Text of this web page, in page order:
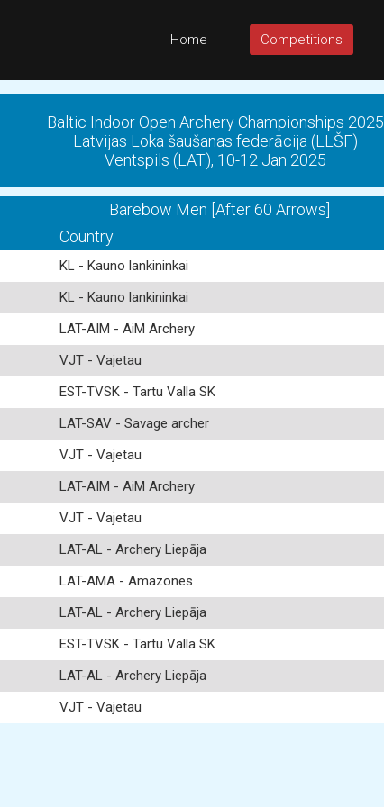
Home Competitions
Baltic Indoor Open Archery Championships 2025
Latvijas Loka šaušanas federācija (LLŠF)
Ventspils (LAT), 10-12 Jan 2025
Barebow Men [After 60 Arrows]
Country
KL - Kauno lankininkai
KL - Kauno lankininkai
LAT-AIM - AiM Archery
VJT - Vajetau
EST-TVSK - Tartu Valla SK
LAT-SAV - Savage archer
VJT - Vajetau
LAT-AIM - AiM Archery
VJT - Vajetau
LAT-AL - Archery Liepāja
LAT-AMA - Amazones
LAT-AL - Archery Liepāja
EST-TVSK - Tartu Valla SK
LAT-AL - Archery Liepāja
VJT - Vajetau